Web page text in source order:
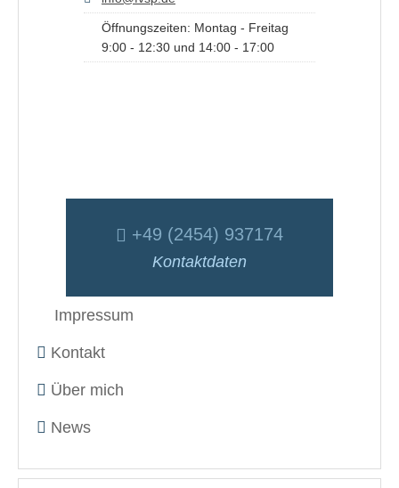
Öffnungszeiten: Montag - Freitag
9:00 - 12:30 und 14:00 - 17:00
+49 (2454) 937174
Kontaktdaten
Impressum
Kontakt
Über mich
News